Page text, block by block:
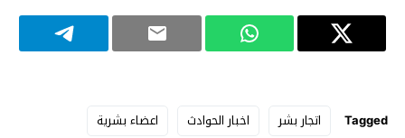
Tagged اتجار بشر اخبار الحوادث اعضاء بشرية